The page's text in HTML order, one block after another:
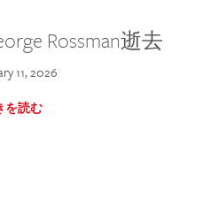
Rossman逝去
11, 2026
を読む